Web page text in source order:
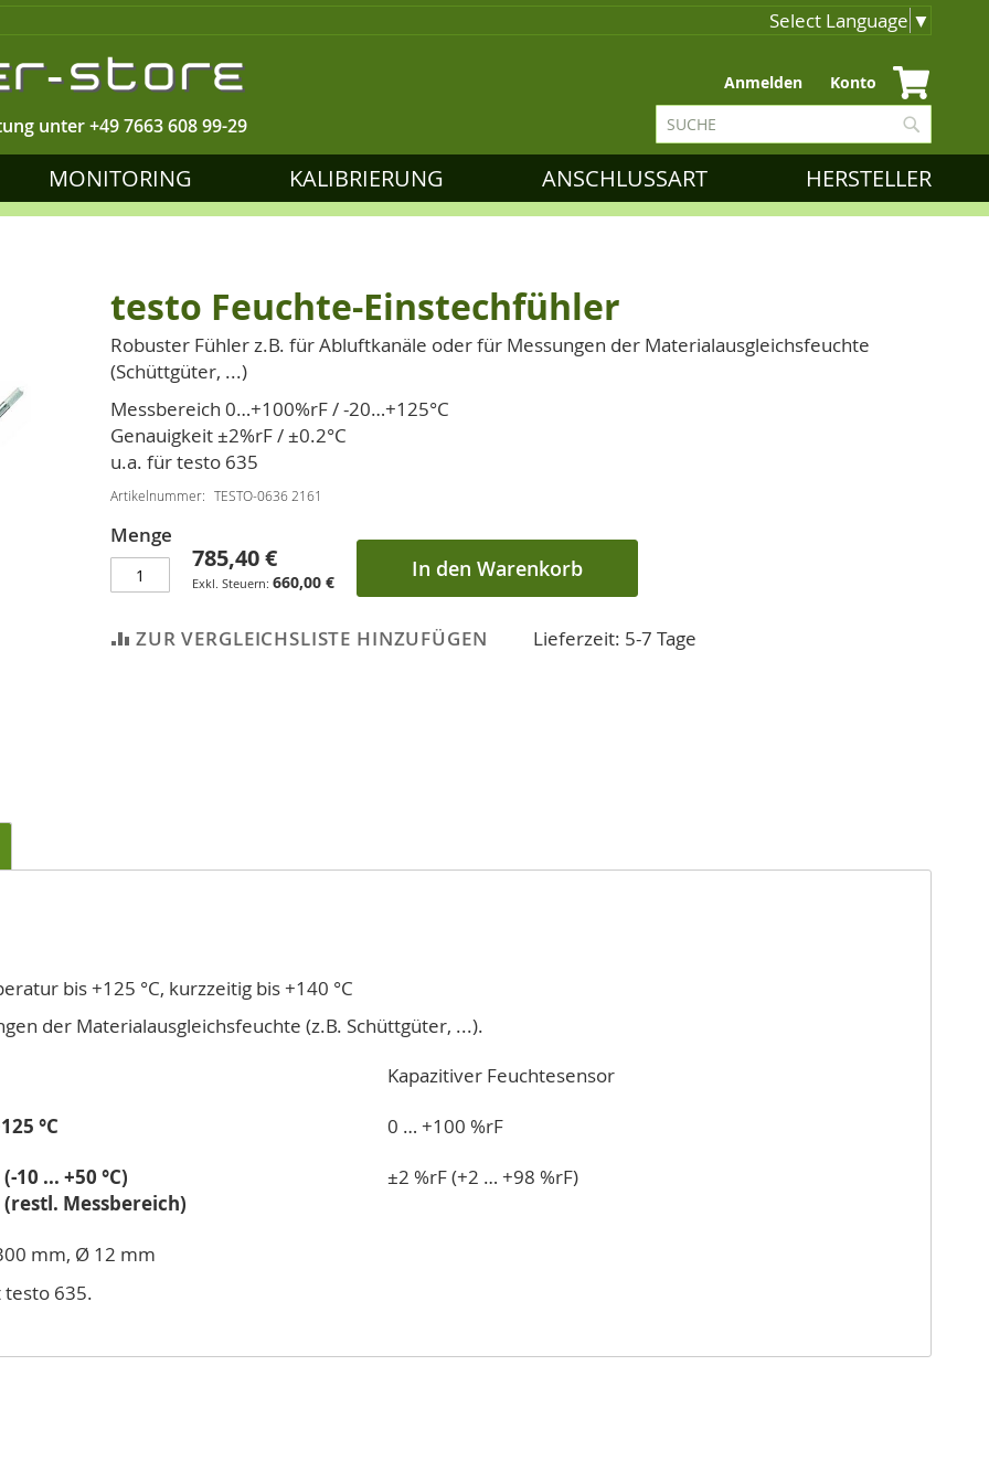
Select Language ▼
unter+49 7663 608 99-29
Zum
Inhalt
springen
Anmelden Konto
Suche
MONITORING KALIBRIERUNG ANSCHLUSSART HERSTELLER
testo Feuchte-Einstechfühler
Robuster Fühler z.B. für Abluftkanäle oder für Messungen der Materialausgleichsfeuchte
(Schüttgüter, ...)
Messbereich 0…+100%rF / -20…+125°C
Genauigkeit ±2%rF / ±0.2°C
u.a. für testo 635
Artikelnummer TESTO-0636 2161
Menge
785,40 €
660,00 € In den Warenkorb
ZUR VERGLEICHSLISTE HINZUFÜGEN Lieferzeit: 5-7 Tage
bis +125 °C, kurzzeitig bis +140 °C
der Materialausgleichsfeuchte (z.B. Schüttgüter, ...).
Kapazitiver Feuchtesensor
°C
0 … +100 %rF
10 ... +50 °C)
(restl. Messbereich)
±2 %rF (+2 … +98 %rF)
mm, Ø 12 mm
testo 635.